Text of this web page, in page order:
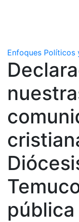
Enfoques Políticos